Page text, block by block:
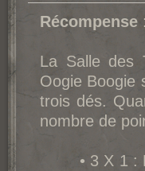
Récompense
La Salle des
Oogie Boogie
trois dés.
nombre de
• 3 X 1 :